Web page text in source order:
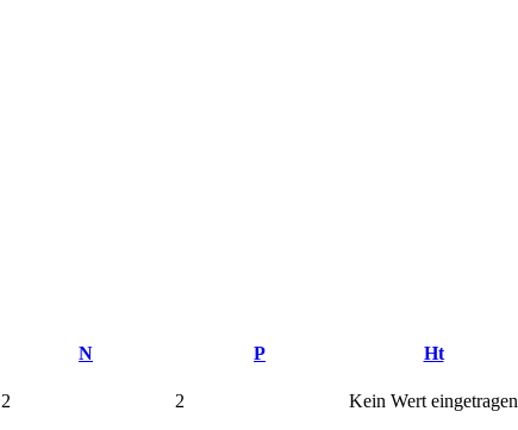
N P Ht
2 2 Kein Wert eingetragen